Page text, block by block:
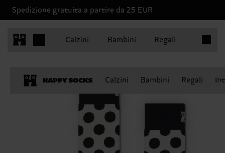
Spedizione gratuita a partire da 25 EUR
Calzini Bambini Regali
Calzini Bambini Regali